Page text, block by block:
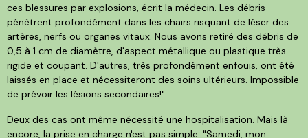
ces blessures par explosions, écrit la médecin. Les débris
pénètrent profondément dans les chairs risquant de léser des
artères, nerfs ou organes vitaux. Nous avons retiré des débris de
0,5 à 1 cm de diamètre, d'aspect métallique ou plastique très
rigide et coupant. D'autres, très profondément enfouis, ont été
laissés en place et nécessiteront des soins ultérieurs. Impossible
de prévoir les lésions secondaires!"
Deux des cas ont même nécessité une hospitalisation. Mais là
encore, la prise en charge n'est pas simple. "Samedi, mon